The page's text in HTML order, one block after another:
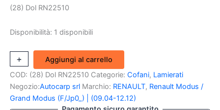
(28) Dol RN22510
Disponibilità: 1 disponibili
-
Cofano
anteriore
Renault
Modus
quantità
+
Aggiungi al carrello
COD: (28) Dol RN22510 Categorie: Cofani, Lamierati
Negozio:Autocarp srl Marchio: RENAULT, Renault Modus /
Grand Modus (F/Jp0_) | (09.04-12.12)